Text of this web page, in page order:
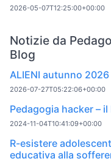
2026-05-07T12:25:00+00:00
Notizie da
Blog
ALIENI autunno 2026
2026-07-27T05:22:06+00:00
Pedagogia hacker – il
2024-11-04T10:41:09+00:00
R-esistere
educativa alla